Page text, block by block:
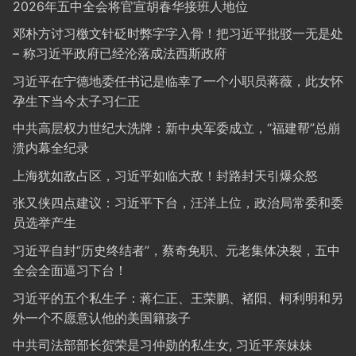
2026年五中全会将官宣胡春华接班人地位
邓朴方讨习檄文针砭时弊字字入骨！把习近平批驳一无是处
– 称习近平政府已经沦落成法西斯政府
习近平在宁德地委任书记是临幸了一个小职员蒋薇，此女怀
孕生下当今太子习仁正
中共高层权力世纪大洗牌：新中央军委成立，“福建帮”总崩
溃内幕全纪录
上海犹如敌占区，习近平如临大敌！封路封天引爆众怒
张又侠四点建议：习近平下台，汪洋上位，政治局常委和委
员选举产生
习近平自封“历史终结者”，蔡奇免职、元老集体决裂，五中
全会全面逼习下台！
习近平的五个私生子：蒋仁正、王荣鹏、褚阳、柯利明和另
外一个不愿意认他的美国籍孩子
中共司法部部长贺荣是习仲勋的私生女, 习近平亲妹妹